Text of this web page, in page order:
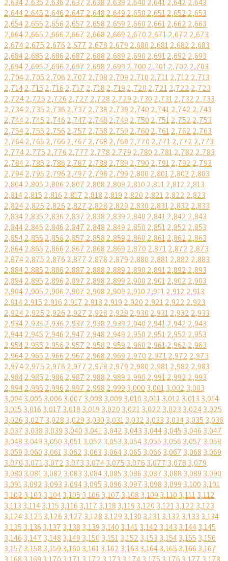
2,6342,635 2,636 2,637 2,638 2,639 2,640 2,6412,642 2,643
2,6442,645 2,646 2,647 2,648 2,649 2,650 2,6512,652 2,653
2,6542,655 2,656 2,657 2,658 2,659 2,660 2,6612,662 2,663
2,6642,665 2,666 2,667 2,668 2,669 2,670 2,6712,672 2,673
2,6742,675 2,676 2,677 2,678 2,679 2,680 2,6812,682 2,683
2,6842,685 2,686 2,687 2,688 2,689 2,690 2,6912,692 2,693
2,6942,695 2,696 2,697 2,698 2,699 2,700 2,7012,702 2,703
2,7042,705 2,706 2,707 2,708 2,709 2,710 2,7112,712 2,713
2,7142,715 2,716 2,717 2,718 2,719 2,720 2,7212,722 2,723
2,7242,725 2,726 2,727 2,728 2,729 2,730 2,7312,732 2,733
2,7342,735 2,736 2,737 2,738 2,739 2,740 2,7412,742 2,743
2,7442,745 2,746 2,747 2,748 2,749 2,750 2,7512,752 2,753
2,7542,755 2,756 2,757 2,758 2,759 2,760 2,7612,762 2,763
2,7642,765 2,766 2,767 2,768 2,769 2,770 2,7712,772 2,773
2,7742,775 2,776 2,777 2,778 2,779 2,780 2,7812,782 2,783
2,7842,785 2,786 2,787 2,788 2,789 2,790 2,7912,792 2,793
2,7942,795 2,796 2,797 2,798 2,799 2,800 2,8012,802 2,803
2,8042,805 2,806 2,807 2,808 2,809 2,810 2,8112,812 2,813
2,8142,815 2,816 2,817 2,818 2,819 2,820 2,8212,822 2,823
2,8242,825 2,826 2,827 2,828 2,829 2,830 2,8312,832 2,833
2,8342,835 2,836 2,837 2,838 2,839 2,840 2,8412,842 2,843
2,8442,845 2,846 2,847 2,848 2,849 2,850 2,8512,852 2,853
2,8542,855 2,856 2,857 2,858 2,859 2,860 2,8612,862 2,863
2,8642,865 2,866 2,867 2,868 2,869 2,870 2,8712,872 2,873
2,8742,875 2,876 2,877 2,878 2,879 2,880 2,8812,882 2,883
2,8842,885 2,886 2,887 2,888 2,889 2,890 2,8912,892 2,893
2,8942,895 2,896 2,897 2,898 2,899 2,900 2,9012,902 2,903
2,9042,905 2,906 2,907 2,908 2,909 2,910 2,9112,912 2,913
2,9142,915 2,916 2,917 2,918 2,919 2,920 2,9212,922 2,923
2,9242,925 2,926 2,927 2,928 2,929 2,930 2,9312,932 2,933
2,9342,935 2,936 2,937 2,938 2,939 2,940 2,9412,942 2,943
2,9442,945 2,946 2,947 2,948 2,949 2,950 2,9512,952 2,953
2,9542,955 2,956 2,957 2,958 2,959 2,960 2,9612,962 2,963
2,9642,965 2,966 2,967 2,968 2,969 2,970 2,9712,972 2,973
2,9742,975 2,976 2,977 2,978 2,979 2,980 2,9812,982 2,983
2,9842,985 2,986 2,987 2,988 2,989 2,990 2,9912,992 2,993
2,9942,995 2,996 2,997 2,998 2,999 3,000 3,0013,002 3,003
3,0043,005 3,006 3,007 3,008 3,009 3,010 3,0113,012 3,013 3,014
3,015 3,016 3,017 3,018 3,019 3,020 3,0213,022 3,023 3,0243,025
3,026 3,027 3,028 3,029 3,030 3,0313,032 3,033 3,0343,035 3,036
3,037 3,038 3,039 3,040 3,0413,042 3,043 3,0443,045 3,046 3,047
3,048 3,049 3,050 3,0513,052 3,053 3,0543,055 3,056 3,057 3,058
3,059 3,060 3,0613,062 3,063 3,0643,065 3,066 3,067 3,068 3,069
3,070 3,0713,072 3,073 3,0743,075 3,076 3,077 3,078 3,079
3,080 3,0813,082 3,083 3,0843,085 3,086 3,087 3,088 3,089 3,090
3,0913,092 3,093 3,0943,095 3,096 3,097 3,098 3,099 3,100 3,101
3,102 3,103 3,1043,105 3,106 3,107 3,108 3,109 3,110 3,1113,112
3,113 3,1143,115 3,116 3,117 3,118 3,119 3,120 3,1213,122 3,123
3,1243,125 3,126 3,127 3,128 3,129 3,130 3,1313,132 3,133 3,134
3,135 3,136 3,137 3,138 3,139 3,140 3,1413,142 3,143 3,1443,145
3,146 3,147 3,148 3,149 3,150 3,1513,152 3,153 3,1543,155 3,156
3,157 3,158 3,159 3,160 3,1613,162 3,163 3,1643,165 3,166 3,167